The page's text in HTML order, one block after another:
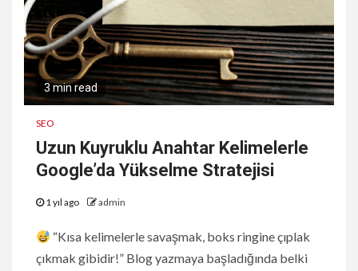
3 min read
SEO
Uzun Kuyruklu Anahtar Kelimelerle
Google’da Yükselme Stratejisi
1 yıl ago admin
“Kısa kelimelerle savaşmak, boks ringine çıplak
çıkmak gibidir!” Blog yazmaya başladığında belki